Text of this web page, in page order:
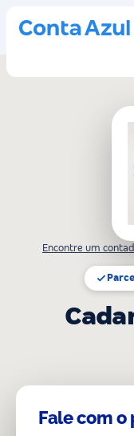
Encontre um
Fale com o